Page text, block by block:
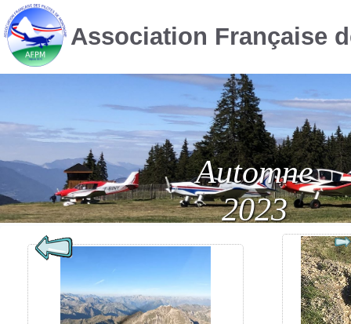
Automne
2023
Association Française